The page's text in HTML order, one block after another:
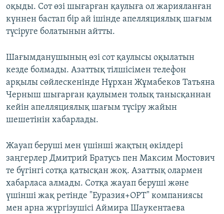
оқыды. Сот өзі шығарған қаулыға ол жарияланған
күннен бастап бір ай ішінде апелляциялық шағым
түсіруге болатынын айтты.
Шағымданушының өзі сот қаулысы оқылатын
кезде болмады. Азаттық тілшісімен телефон
арқылы сөйлескенінде Нұрхан Жұмабеков Татьяна
Черныш шығарған қаулымен толық танысқаннан
кейін апелляциялық шағым түсіру жайын
шешетінін хабарлады.
Жауап беруші мен үшінші жақтың өкілдері
заңгерлер Дмитрий Братусь пен Максим Мостович
те бүгінгі сотқа қатысқан жоқ. Азаттық олармен
хабарласа алмады. Сотқа жауап беруші және
үшінші жақ ретінде "Еуразия+ОРТ" компаниясы
мен арна жүргізушісі Аймира Шаукентаева